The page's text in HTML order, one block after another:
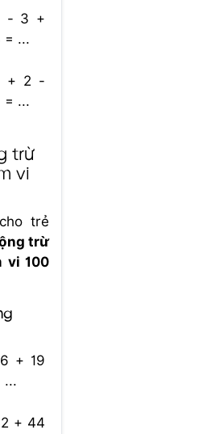
- 3 +
= ...
+ 2 -
= ...
trừ
vi
trẻ
trừ
vi 100
+ 19
...
+ 44